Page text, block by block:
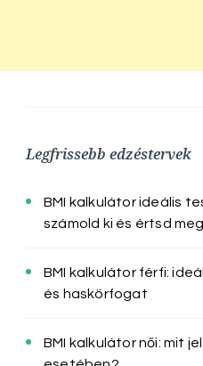
Legfrissebb edzéstervek
BMI kalkulátor ideális
számold ki és értsd
BMI kalkulátor férfi:
és haskörfogat
BMI kalkulátor női: mit